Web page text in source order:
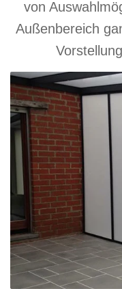
von
Außenbereich